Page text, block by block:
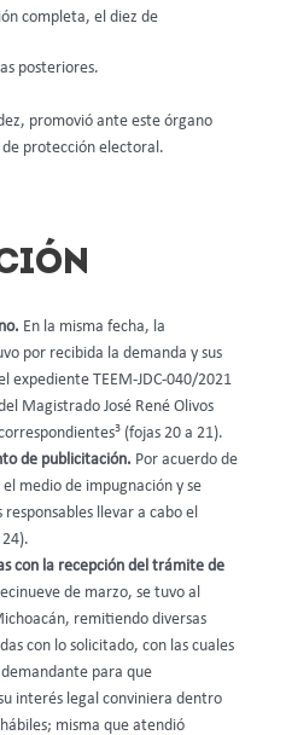
completa, el diez de
posteriores.
promovió ante este órgano
protección electoral.
En la misma fecha, la
por recibida la demanda y sus
expediente TEEM-JDC-040/2021
Magistrado José René Olivos
3(fojas 20 a 21).
de publicitación. Por acuerdo de
medio de impugnación y se
llevar a cabo el
con la recepción del trámite de
de marzo, se tuvo al
remitiendo diversas
con lo solicitado, con las cuales
para que
interés legal conviniera dentro
misma que atendió